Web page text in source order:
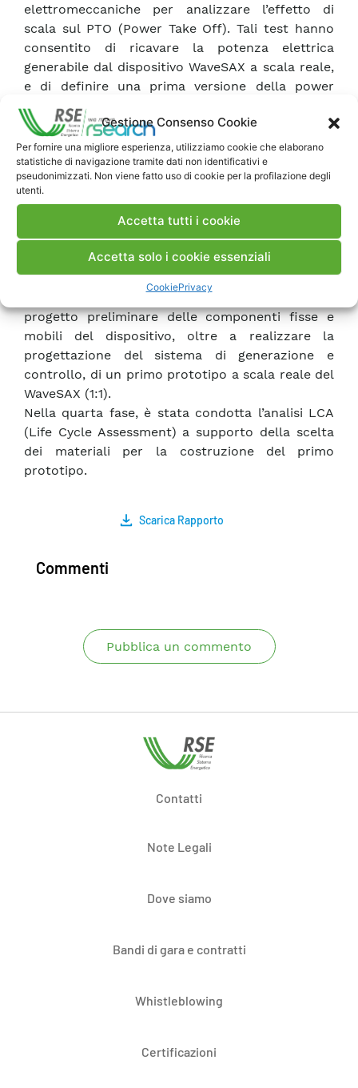
Gestione Consenso Cookie
Per fornire una migliore esperienza, utilizziamo cookie che elaborano
statistiche di navigazione tramite dati non identificativi e
pseudonimizzati. Non viene fatto uso di cookie per la profilazione degli
utenti.
Accetta tutti i cookie
Accetta solo i cookie essenziali
CookiePrivacy
elettromeccaniche per analizzare l’effetto di
scala sul PTO (Power Take Off). Tali test hanno
consentito di ricavare la potenza elettrica
generabile dal dispositivo WaveSAX a scala reale,
e di definire una prima versione della power
matrix, che dovrà comunque essere riformulata a
valle di ulteriori prove in vasca, o in mare.
Nella seconda fase, è stata condotta un’analisi
numerica per valutare l’effetto della geometria
della presa d’acqua e della sezione della camera
d’oscillazione del dispositivo WaveSAX,
utilizzando un modello di fluidodinamica
computazionale a medie di Reynolds
(“Computational Fluid Dynamics, Reynolds’-
Averaged Navier-Stokes”, CFD-RANS).
Nella terza fase, si e provveduto ad elaborare il
progetto preliminare delle componenti fisse e
mobili del dispositivo, oltre a realizzare la
progettazione del sistema di generazione e
controllo, di un primo prototipo a scala reale del
WaveSAX (1:1).
Nella quarta fase, è stata condotta l’analisi LCA
(Life Cycle Assessment) a supporto della scelta
dei materiali per la costruzione del primo
prototipo.
Scarica Rapporto
Commenti
Pubblica un commento
Contatti
Note Legali
Dove siamo
Bandi di gara e contratti
Whistleblowing
Certificazioni